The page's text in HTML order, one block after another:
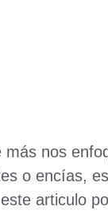
nos
o encías,
articulo